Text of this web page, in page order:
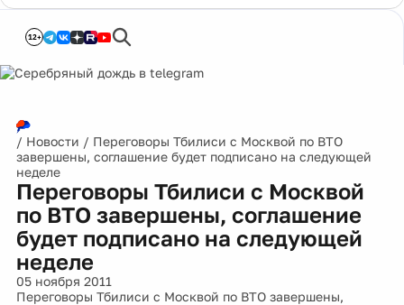
12+
/ Новости / Переговоры Тбилиси с Москвой по ВТО
завершены, соглашение будет подписано на следующей
неделе
Переговоры Тбилиси с Москвой
по ВТО завершены, соглашение
будет подписано на следующей
неделе
05 ноября 2011
Переговоры Тбилиси с Москвой по ВТО завершены,